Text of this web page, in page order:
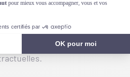
dès la naissance) :
interventions
entrent dans le champs de